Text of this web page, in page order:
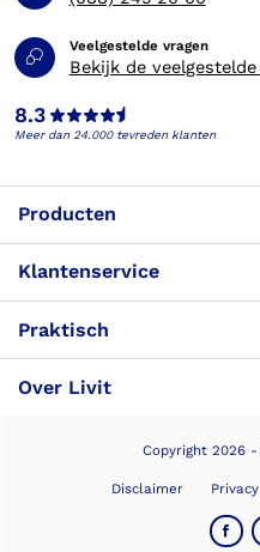
Veelgestelde vragen
Bekijk de
8.3
Meer dan 24.000 tevreden klanten
Producten
Klantenservice
Praktisch
Over Livit
Copyright 2026
Disclaimer Privacy